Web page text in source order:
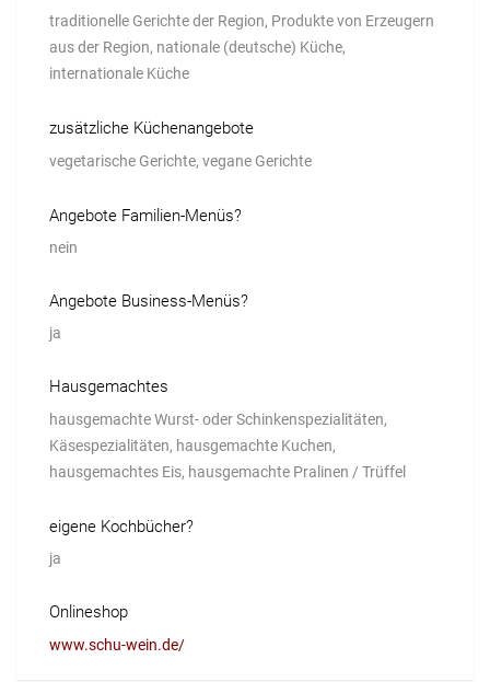
traditionelle Gerichte der Region, Produkte von Erzeugern
aus der Region, nationale (deutsche) Küche,
internationale Küche
zusätzliche Küchenangebote
vegetarische Gerichte, vegane Gerichte
Angebote Familien-Menüs?
nein
Angebote Business-Menüs?
ja
Hausgemachtes
hausgemachte Wurst- oder Schinkenspezialitäten,
Käsespezialitäten, hausgemachte Kuchen,
hausgemachtes Eis, hausgemachte Pralinen / Trüffel
eigene Kochbücher?
ja
Onlineshop
www.schu-wein.de/